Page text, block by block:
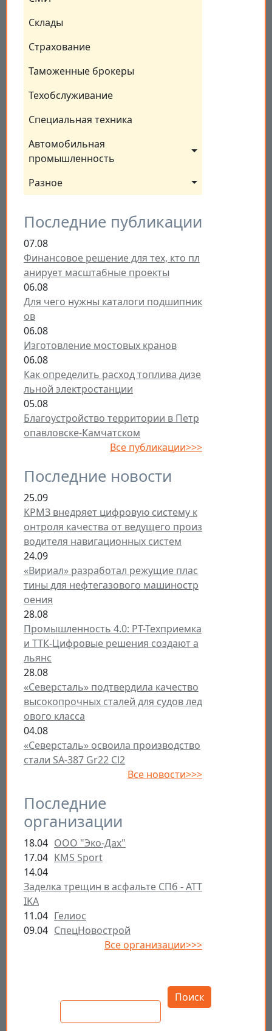
Склады
Страхование
Таможенные брокеры
Техобслуживание
Специальная техника
Автомобильная
промышленность
Разное
Последние публикации
07.08
Финансовое решение для тех, кто пл
анирует масштабные проекты
06.08
Для чего нужны каталоги подшипник
ов
06.08
Изготовление мостовых кранов
06.08
Как определить расход топлива дизе
льной электростанции
05.08
Благоустройство территории в Петр
опавловске-Камчатском
Все публикации>>>
Последние новости
25.09
КРМЗ внедряет цифровую систему к
онтроля качества от ведущего произ
водителя навигационных систем
24.09
«Вириал» разработал режущие плас
тины для нефтегазового машиностр
оения
28.08
Промышленность 4.0: РТ-Техприемка
и ТТК-Цифровые решения создают а
льянс
28.08
«Северсталь» подтвердила качество
высокопрочных сталей для судов лед
ового класса
04.08
«Северсталь» освоила производство
стали SA-387 Gr22 Cl2
Все новости>>>
Последние
организации
18.04 ООО "Эко-Дах"
17.04 KMS Sport
14.04
Заделка трещин в асфальте СПб - ATT
IKA
11.04 Гелиос
09.04 СпецНовострой
Все организации>>>